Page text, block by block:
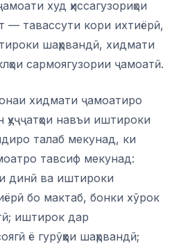
худ ҳиссагузориҳои
— тавассути кори ихтиёрӣ,
шаҳрвандӣ, хидмати
сармоягузории ҷамоатӣ.
хидмати ҷамоатиро
навъи иштироки
талаб мекунад, ки
тавсиф мекунад:
динӣ ва иштироки
бо мактаб, бонки хӯрок
иштирок дар
ё гурӯҳҳои шаҳрвандӣ;